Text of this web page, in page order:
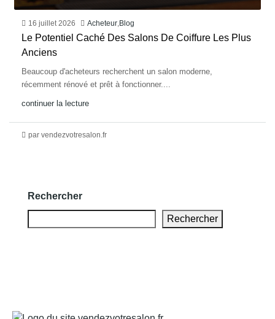
16 juillet 2026 Acheteur Blog
Le Potentiel Caché Des Salons De Coiffure Les Plus
Anciens
Beaucoup d'acheteurs recherchent un salon moderne,
récemment rénové et prêt à fonctionner....
continuer la lecture
par vendezvotresalon.fr
Rechercher
Rechercher